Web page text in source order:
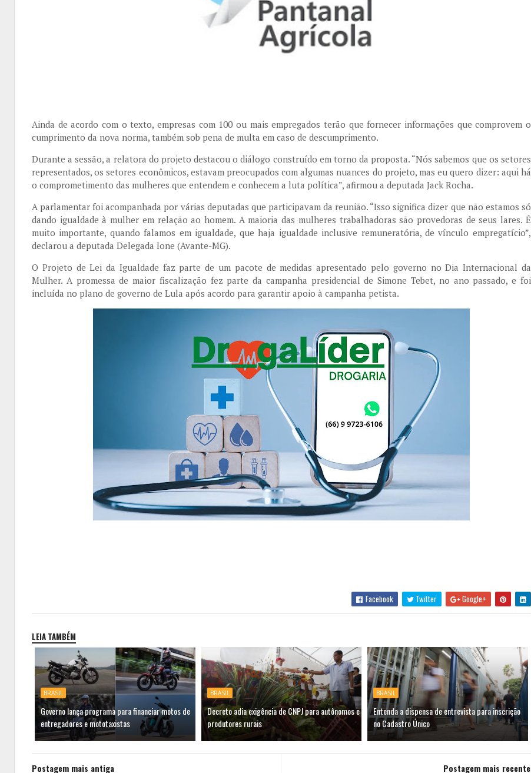
Ainda de acordo com o texto, empresas com 100 ou mais empregados terão que fornecer informações que comprovem o
cumprimento da nova norma, também sob pena de multa em caso de descumprimento.
Durante a sessão, a relatora do projeto destacou o diálogo construído em torno da proposta. “Nós sabemos que os setores
representados, os setores econômicos, estavam preocupados com algumas nuances do projeto, mas eu quero dizer: aqui há
o comprometimento das mulheres que entendem e conhecem a luta política”, afirmou a deputada Jack Rocha.
A parlamentar foi acompanhada por várias deputadas que participavam da reunião. “Isso significa dizer que não estamos só
dando igualdade à mulher em relação ao homem. A maioria das mulheres trabalhadoras são provedoras de seus lares. É
muito importante, quando falamos em igualdade, que haja igualdade inclusive remuneratória, de vínculo empregatício”,
declarou a deputada Delegada Ione (Avante-MG).
O Projeto de Lei da Igualdade faz parte de um pacote de medidas apresentado pelo governo no Dia Internacional da
Mulher. A promessa de maior fiscalização fez parte da campanha presidencial de Simone Tebet, no ano passado, e foi
incluída no plano de governo de Lula após acordo para garantir apoio à campanha petista.
Facebook Twitter Google+
LEIA TAMBÉM
BRASIL
Governo lança programa para financiar motos de
entregadores e mototaxistas
BRASIL
Decreto adia exigência de CNPJ para autônomos e
produtores rurais
BRASIL
Entenda a dispensa de entrevista para inscrição
no Cadastro Único
Postagem mais recente
Postagem mais antiga